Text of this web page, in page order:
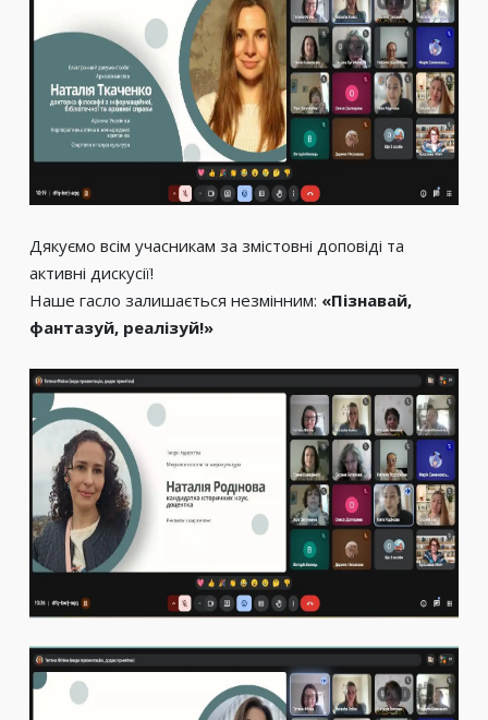
Дякуємо всім учасникам за змістовні доповіді та
активні дискусії!
Наше гасло залишається незмінним: «Пізнавай,
фантазуй, реалізуй!»